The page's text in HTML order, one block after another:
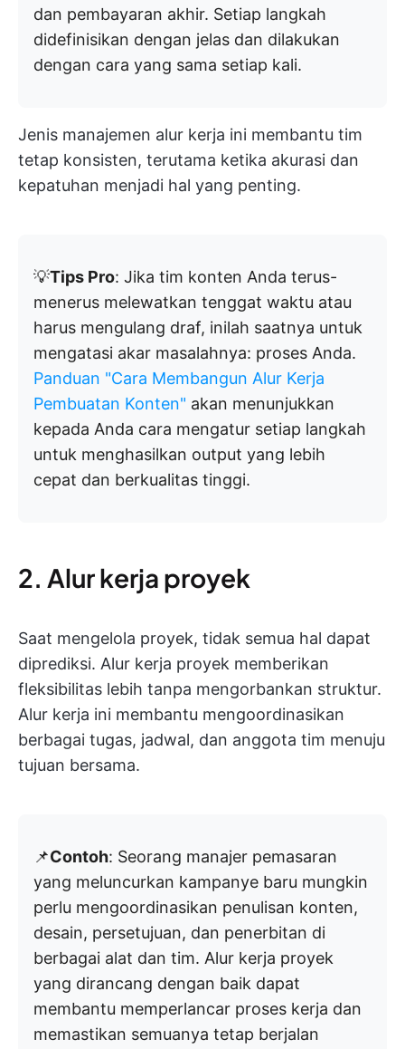
dan pembayaran akhir. Setiap langkah
didefinisikan dengan jelas dan dilakukan
dengan cara yang sama setiap kali.
Jenis manajemen alur kerja ini membantu tim
tetap konsisten, terutama ketika akurasi dan
kepatuhan menjadi hal yang penting.
💡Tips Pro: Jika tim konten Anda terus-
menerus melewatkan tenggat waktu atau
harus mengulang draf, inilah saatnya untuk
mengatasi akar masalahnya: proses Anda.
Panduan "Cara Membangun Alur Kerja
Pembuatan Konten" akan menunjukkan
kepada Anda cara mengatur setiap langkah
untuk menghasilkan output yang lebih
cepat dan berkualitas tinggi.
2. Alur kerja proyek
Saat mengelola proyek, tidak semua hal dapat
diprediksi. Alur kerja proyek memberikan
fleksibilitas lebih tanpa mengorbankan struktur.
Alur kerja ini membantu mengoordinasikan
berbagai tugas, jadwal, dan anggota tim menuju
tujuan bersama.
📌Contoh: Seorang manajer pemasaran
yang meluncurkan kampanye baru mungkin
perlu mengoordinasikan penulisan konten,
desain, persetujuan, dan penerbitan di
berbagai alat dan tim. Alur kerja proyek
yang dirancang dengan baik dapat
membantu memperlancar proses kerja dan
memastikan semuanya tetap berjalan